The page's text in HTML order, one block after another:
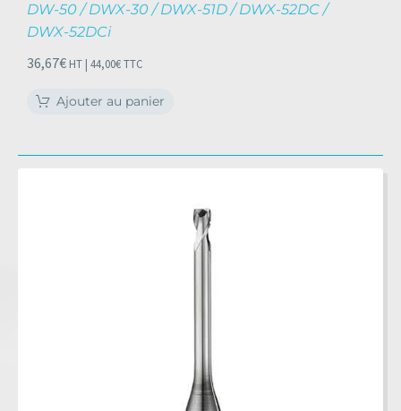
DW-50 / DWX-30 / DWX-51D / DWX-52DC /
DWX-52DCi
36,67€ HT | 44,00€TTC
Ajouter au panier